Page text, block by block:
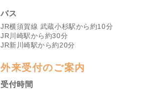
バス
JR横須賀線 武蔵小杉駅から約10分
JR川崎駅から約30分
JR新川崎駅から約20分
外来受付のご案内
受付時間